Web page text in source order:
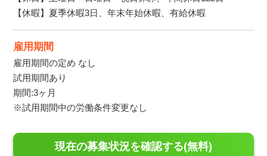
【休暇】夏季休暇3日、年末年始休暇、有給休暇
雇用期間
雇用期間の定め なし
試用期間あり
期間:3ヶ月
※試用期間中の労働条件変更なし
現在の募集状況を確認する(無料)